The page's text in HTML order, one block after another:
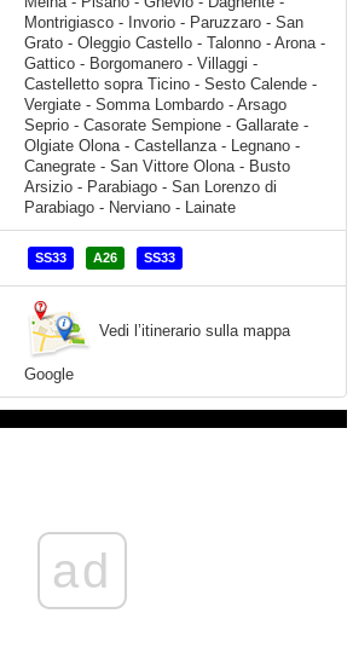
SS33 A26 SS33
Vedi l’itinerario sulla mappa
Google
ad